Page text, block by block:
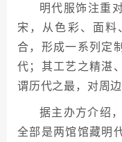
明代服饰注重
宋，从色彩、面
合，形成一系列定
代；其工艺之精湛
谓历代之最，对周
据主办方介绍
全部是两馆馆藏明